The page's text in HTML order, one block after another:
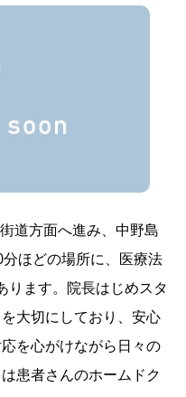
道方面へ進み、中野島
ほどの場所に、医療法
ります。院長はじめスタ
大切にしており、安心
を心がけながら日々の
患者さんのホームドク